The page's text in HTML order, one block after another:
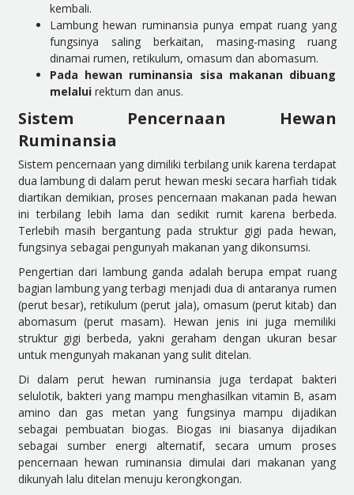
kembali.
Lambung hewan ruminansia punya empat ruang yang
fungsinya saling berkaitan, masing-masing ruang
dinamai rumen, retikulum, omasum dan abomasum.
Pada hewan ruminansia sisa makanan dibuang
melaluirektum dan anus.
Sistem Pencernaan Hewan
Ruminansia
Sistem pencernaan yang dimiliki terbilang unik karena terdapat
dua lambung di dalam perut hewan meski secara harfiah tidak
diartikan demikian, proses pencernaan makanan pada hewan
ini terbilang lebih lama dan sedikit rumit karena berbeda.
Terlebih masih bergantung pada struktur gigi pada hewan,
fungsinya sebagai pengunyah makanan yang dikonsumsi.
Pengertian dari lambung ganda adalah berupa empat ruang
bagian lambung yang terbagi menjadi dua di antaranya rumen
(perut besar), retikulum (perut jala), omasum (perut kitab) dan
abomasum (perut masam). Hewan jenis ini juga memiliki
struktur gigi berbeda, yakni geraham dengan ukuran besar
untuk mengunyah makanan yang sulit ditelan.
Di dalam perut hewan ruminansia juga terdapat bakteri
selulotik, bakteri yang mampu menghasilkan vitamin B, asam
amino dan gas metan yang fungsinya mampu dijadikan
sebagai pembuatan biogas. Biogas ini biasanya dijadikan
sebagai sumber energi alternatif, secara umum proses
pencernaan hewan ruminansia dimulai dari makanan yang
dikunyah lalu ditelan menuju kerongkongan.